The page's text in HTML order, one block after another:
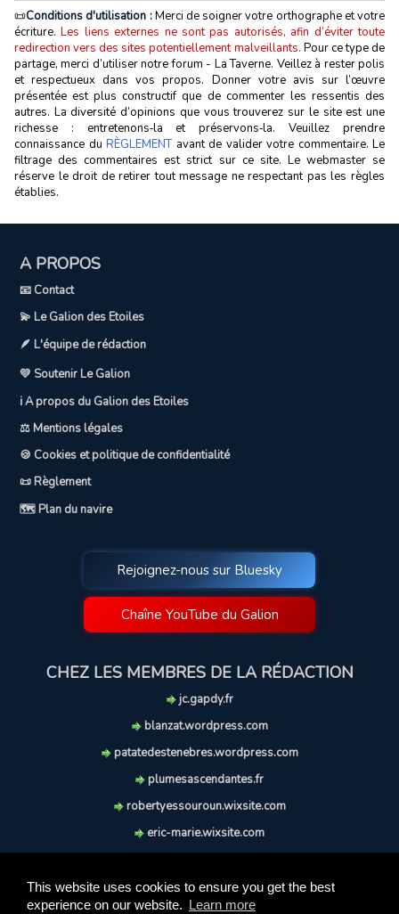
This website uses cookies to ensure you get the best
experience on our website. Learn more
📜Conditions d'utilisation :Merci de soigner votre orthographe et votre
écriture.Les liens externes ne sont pas autorisés, afin d’éviter toute
redirection vers des sites potentiellement malveillants. Pour ce type de
partage, merci d’utiliser notre forum - La Taverne. Veillez à rester polis
et respectueux dans vos propos. Donner votre avis sur l’œuvre
présentée est plus constructif que de commenter les ressentis des
autres. La diversité d’opinions que vous trouverez sur le site est une
richesse : entretenons‑la et préservons‑la. Veuillez prendre
connaissance du RÈGLEMENTavant de valider votre commentaire. Le
filtrage des commentaires est strict sur ce site. Le webmaster se
réserve le droit de retirer tout message ne respectant pas les règles
établies.
A PROPOS
📧 Contact
💫 Le Galion des Etoiles
🪶 L'équipe de rédaction
💛 Soutenir Le Galion
ℹ️ A propos du Galion des Etoiles
⚖️ Mentions légales
🍪 Cookies et politique de confidentialité
📜 Règlement
🗺️ Plan du navire
Rejoignez-nous sur Bluesky
Chaîne YouTube du Galion
CHEZ LES MEMBRES DE LA RÉDACTION
jc.gapdy.fr
blanzat.wordpress.com
patatedestenebres.wordpress.com
plumesascendantes.fr
robertyessouroun.wixsite.com
eric-marie.wixsite.com
soufflereve.blogspot.com